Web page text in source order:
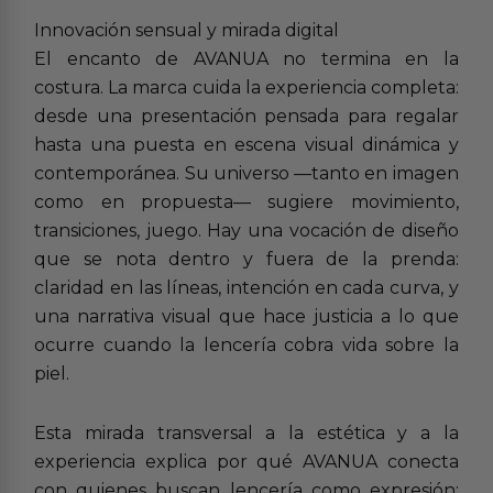
Innovación sensual y mirada digital
El encanto de AVANUA no termina en la
costura. La marca cuida la experiencia completa:
desde una presentación pensada para regalar
hasta una puesta en escena visual dinámica y
contemporánea. Su universo —tanto en imagen
como en propuesta— sugiere movimiento,
transiciones, juego. Hay una vocación de diseño
que se nota dentro y fuera de la prenda:
claridad en las líneas, intención en cada curva, y
una narrativa visual que hace justicia a lo que
ocurre cuando la lencería cobra vida sobre la
piel.
Esta mirada transversal a la estética y a la
experiencia explica por qué AVANUA conecta